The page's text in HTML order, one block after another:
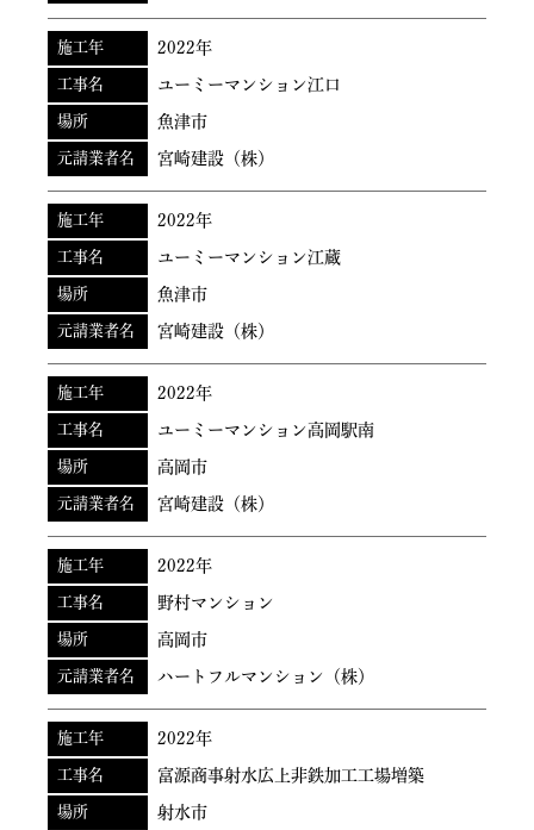
施工年 2022年
工事名 ユーミーマンション江口
場所 魚津市
元請業者名 宮崎建設（株）
施工年 2022年
工事名 ユーミーマンション江蔵
場所 魚津市
元請業者名 宮崎建設（株）
施工年 2022年
工事名 ユーミーマンション高岡駅南
場所 高岡市
元請業者名 宮崎建設（株）
施工年 2022年
工事名 野村マンション
場所 高岡市
元請業者名 ハートフルマンション（株）
施工年 2022年
工事名 富源商事射水広上非鉄加工工場増築
場所 射水市